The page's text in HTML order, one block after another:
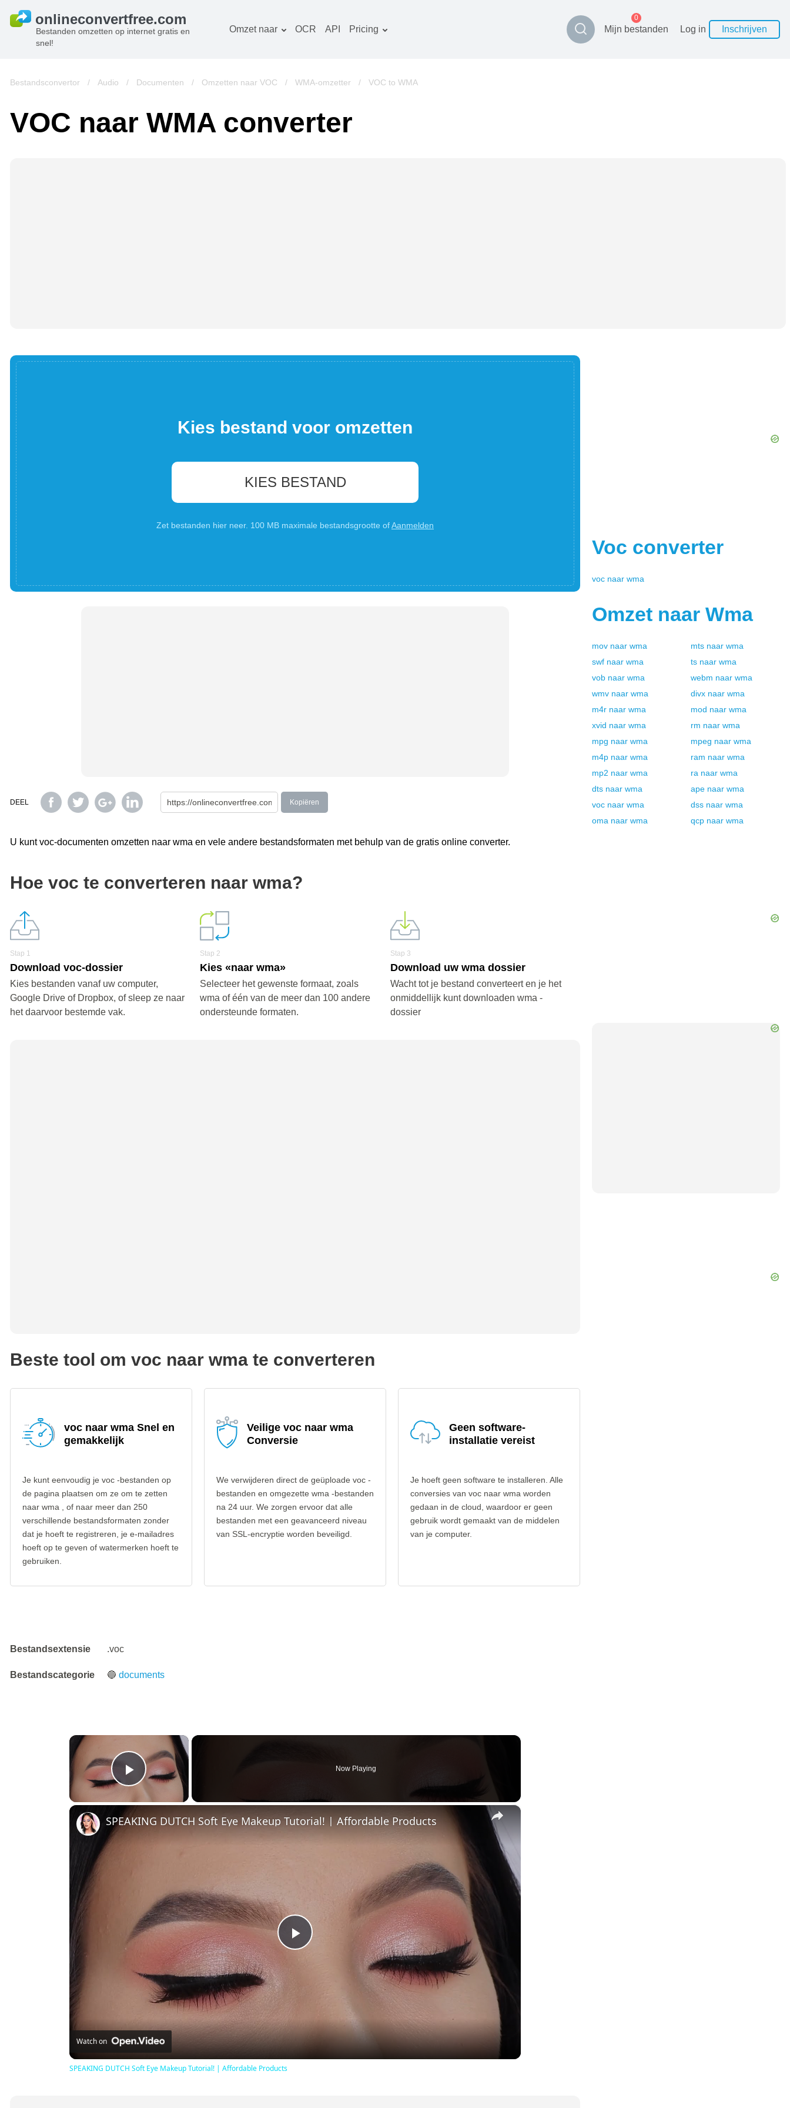
Bestanden omzetten op internet gratis en
snel!
Omzet naar
Beeld converter
Boeken converter
OCR API Pricing Mijn bestanden
0
Log in Inschrijven
Bestandsconvertor / Audio / Documenten / Omzetten naar VOC / WMA-omzetter / VOC to WMA
VOC naar WMA converter
Kies bestand voor omzetten
KIES BESTAND
Zet bestanden hier neer. 100 MB maximale bestandsgrootte ofAanmelden
DEEL Kopiëren
U kunt voc-documenten omzetten naar wma en vele andere bestandsformaten met behulp van de gratis online converter.
Hoe voc te converteren naar wma?
Stap 1
Download voc-dossier
Kies bestanden vanaf uw computer,
Google Drive of Dropbox, of sleep ze naar
het daarvoor bestemde vak.
Stap 2
Kies «naar wma»
Selecteer het gewenste formaat, zoals
wma of één van de meer dan 100 andere
ondersteunde formaten.
Stap 3
Download uw wma dossier
Wacht tot je bestand converteert en je het
onmiddellijk kunt downloaden wma -
dossier
Beste tool om voc naar wma te converteren
voc naar wma Snel en
gemakkelijk
Je kunt eenvoudig je voc -bestanden op
de pagina plaatsen om ze om te zetten
naar wma , of naar meer dan 250
verschillende bestandsformaten zonder
dat je hoeft te registreren, je e-mailadres
hoeft op te geven of watermerken hoeft te
gebruiken.
Veilige voc naar wma
Conversie
We verwijderen direct de geüploade voc -
bestanden en omgezette wma -bestanden
na 24 uur. We zorgen ervoor dat alle
bestanden met een geavanceerd niveau
van SSL-encryptie worden beveiligd.
Geen software-
installatie vereist
Je hoeft geen software te installeren. Alle
conversies van voc naar wma worden
gedaan in de cloud, waardoor er geen
gebruik wordt gemaakt van de middelen
van je computer.
Bestandsextensie .voc
Bestandscategorie 🔵documents
×
Play Video
Now Playing
×
Play
SPEAKING DUTCH Soft Eye Makeup Tutorial! | Affordable Products
Watch on
SPEAKING DUTCH Soft Eye Makeup Tutorial! | Affordable Products
Voc converter
voc naar wma
Omzet naar Wma
mov naar wma mts naar wma
swf naar wma ts naar wma
vob naar wma webm naar wma
wmv naar wma divx naar wma
m4r naar wma mod naar wma
xvid naar wma rm naar wma
mpg naar wma mpeg naar wma
m4p naar wma ram naar wma
mp2 naar wma ra naar wma
dts naar wma ape naar wma
voc naar wma dss naar wma
oma naar wma qcp naar wma